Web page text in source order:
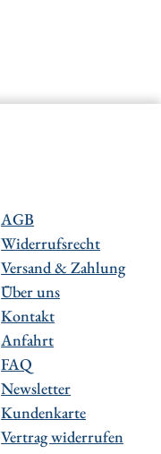
AGB
Widerrufsrecht
Versand & Zahlung
Über uns
Kontakt
Anfahrt
FAQ
Newsletter
Kundenkarte
Vertrag widerrufen